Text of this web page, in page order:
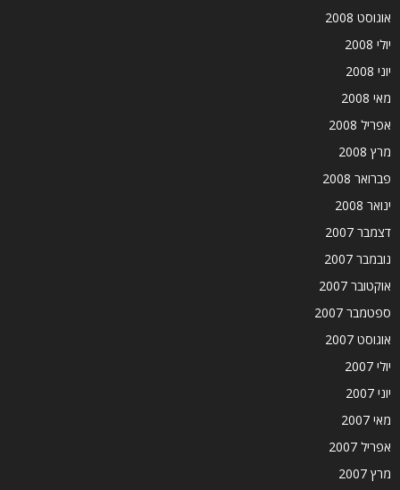
אוגוסט 2008
יולי 2008
יוני 2008
מאי 2008
אפריל 2008
מרץ 2008
פברואר 2008
ינואר 2008
דצמבר 2007
נובמבר 2007
אוקטובר 2007
ספטמבר 2007
אוגוסט 2007
יולי 2007
יוני 2007
מאי 2007
אפריל 2007
מרץ 2007